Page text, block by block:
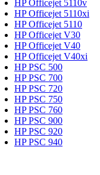
HP Officejet 5110v
HP Officejet 5110xi
HP Officejet 5110
HP Officejet V30
HP Officejet V40
HP Officejet V40xi
HP PSC 500
HP PSC 700
HP PSC 720
HP PSC 750
HP PSC 760
HP PSC 900
HP PSC 920
HP PSC 940